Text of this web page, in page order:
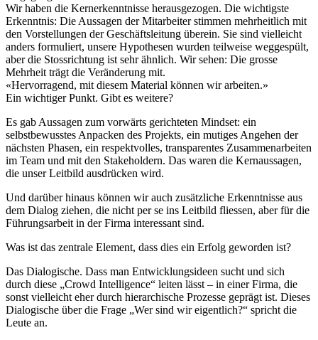
Wir haben die Kernerkenntnisse herausgezogen. Die wichtigste
Erkenntnis: Die Aussagen der Mitarbeiter stimmen mehrheitlich mit
den Vorstellungen der Geschäftsleitung überein. Sie sind vielleicht
anders formuliert, unsere Hypothesen wurden teilweise weggespült,
aber die Stossrichtung ist sehr ähnlich. Wir sehen: Die grosse
Mehrheit trägt die Veränderung mit.
«Hervorragend, mit diesem Material können wir arbeiten.»
Ein wichtiger Punkt. Gibt es weitere?
Es gab Aussagen zum vorwärts gerichteten Mindset: ein
selbstbewusstes Anpacken des Projekts, ein mutiges Angehen der
nächsten Phasen, ein respektvolles, transparentes Zusammenarbeiten
im Team und mit den Stakeholdern. Das waren die Kernaussagen,
die unser Leitbild ausdrücken wird.
Und darüber hinaus können wir auch zusätzliche Erkenntnisse aus
dem Dialog ziehen, die nicht per se ins Leitbild fliessen, aber für die
Führungsarbeit in der Firma interessant sind.
Was ist das zentrale Element, dass dies ein Erfolg geworden ist?
Das Dialogische. Dass man Entwicklungsideen sucht und sich
durch diese „Crowd Intelligence“ leiten lässt – in einer Firma, die
sonst vielleicht eher durch hierarchische Prozesse geprägt ist. Dieses
Dialogische über die Frage „Wer sind wir eigentlich?“ spricht die
Leute an.